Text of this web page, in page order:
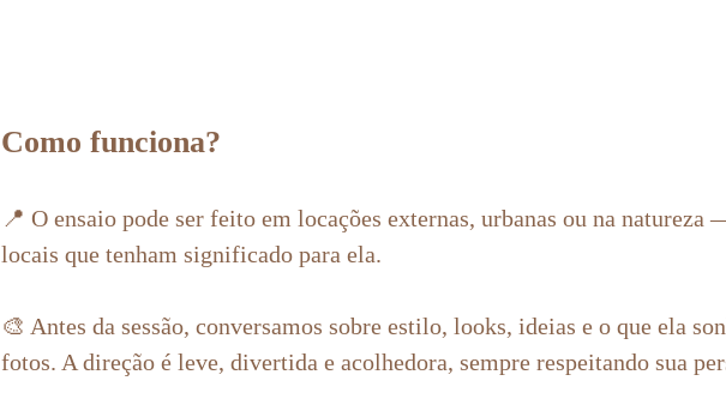
Como funciona?
📍 O ensaio pode ser feito em locações externas, urbanas ou na natureza
locais que tenham significado para ela.
🎨 Antes da sessão, conversamos sobre estilo, looks, ideias e o que ela
fotos. A direção é leve, divertida e acolhedora, sempre respeitando sua